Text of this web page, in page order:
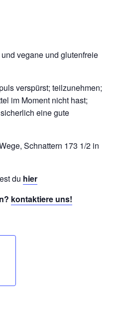
vegane und glutenfreie
verspürst; teilzunehmen;
im Moment nicht hast;
eine gute
Schnattern 173 1/2 in
du hier
kontaktiere uns!